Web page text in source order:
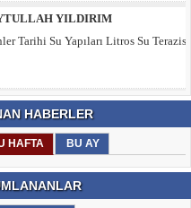
YILMAZ
SEZAİ KARATEPE
Sözleşmesi değil, 'Veda Hutbesi!
GÜL ÖZER
HABERLER
HAFTA BU AY